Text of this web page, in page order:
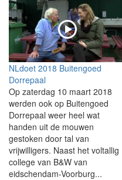
NLdoet 2018 Buitengoed
Dorrepaal
Op zaterdag 10 maart 2018
werden ook op Buitengoed
Dorrepaal weer heel wat
handen uit de mouwen
gestoken door tal van
vrijwilligers. Naast het voltallig
college van B&W van
eidschendam-Voorburg...